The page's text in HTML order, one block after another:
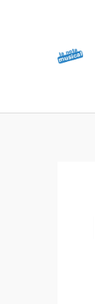
contenido